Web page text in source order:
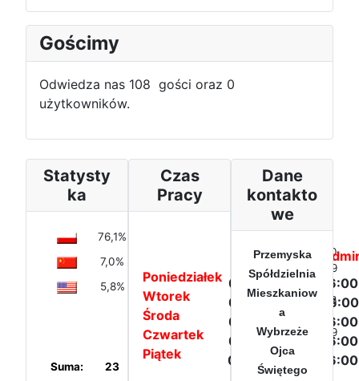
Gościmy
Odwiedza nas 108 gości oraz 0
użytkowników.
Statysty
ka
76,1%
7,0%
5,8%
United
States
of
America
Suma: 23
Dzisiaj:
20
W tym
tygodniu:
249
W tym
miesiącu:
303
W tym
roku:
4.829
Czas
Pracy
Biuro PSM
Poniedziałek
Wtorek
Środa
Czwartek
Piątek
07:00 - 15:00
07:00 - 17:00
07:00 - 15:00
07:00 - 15:00
07:00 - 13:00
Dane
kontakto
we
Przemyska
Spółdzielnia
Mieszkaniow
a
Wybrzeże
Ojca
Świętego